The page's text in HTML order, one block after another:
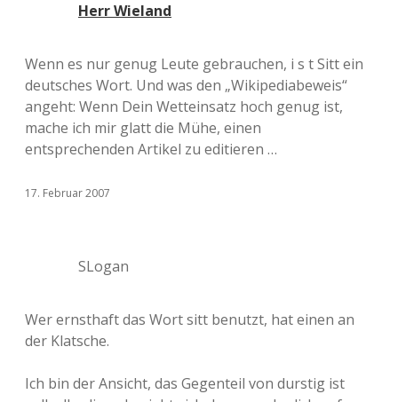
Herr Wieland
Wenn es nur genug Leute gebrauchen, i s t Sitt ein
deutsches Wort. Und was den „Wikipediabeweis“
angeht: Wenn Dein Wetteinsatz hoch genug ist,
mache ich mir glatt die Mühe, einen
entsprechenden Artikel zu editieren …
17. Februar 2007
SLogan
Wer ernsthaft das Wort sitt benutzt, hat einen an
der Klatsche.
Ich bin der Ansicht, das Gegenteil von durstig ist